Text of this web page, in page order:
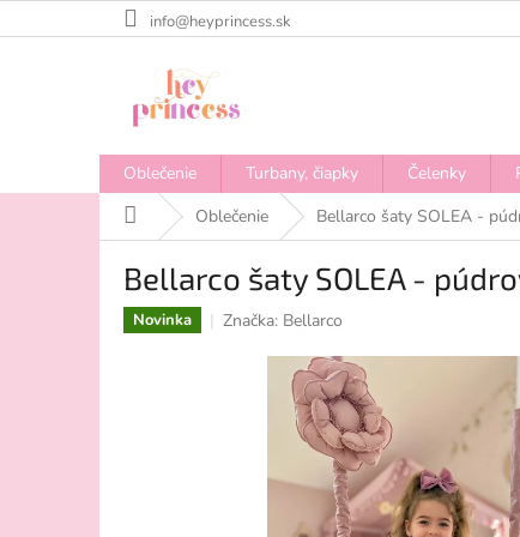
na
info@heyprincess.sk
Oblečenie Turbany, čiapky Čelenky
DomovOblečenie Bellarco šaty SOLEA -
Bellarco šaty SOLEA -
Novinka Značka: Bellarco